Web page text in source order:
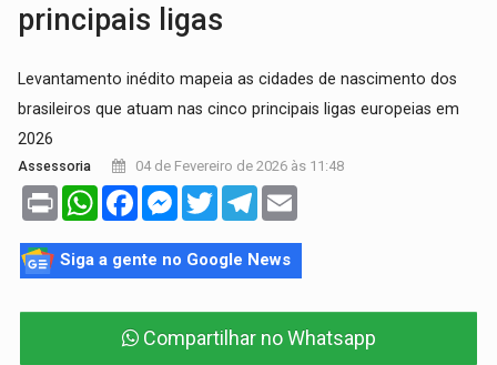
principais ligas
Levantamento inédito mapeia as cidades de nascimento dos
brasileiros que atuam nas cinco principais ligas europeias em
2026
Assessoria 04 de Fevereiro de 2026 às 11:48
Print WhatsAppFacebookMessenger
TwitterTelegram
Siga a gente no Google News
Compartilhar no Whatsapp